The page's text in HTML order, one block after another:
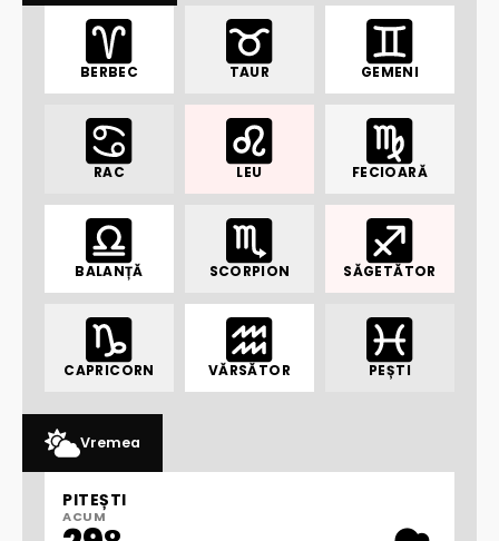
BERBEC TAUR GEMENI
RAC LEU FECIOARĂ
BALANȚĂ SCORPION SĂGETĂTOR
CAPRICORN VĂRSĂTOR PEȘTI
Vremea
PITEȘTI
ACUM